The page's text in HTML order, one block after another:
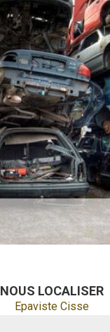
NOUS LOCALISER
Epaviste Cisse